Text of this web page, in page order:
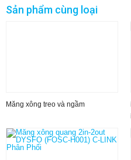
Sản phẩm cùng loại
Măng xông treo và ngầm